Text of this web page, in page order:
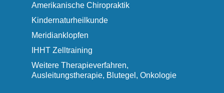
Amerikanische Chiropraktik
Kindernaturheilkunde
Meridianklopfen
IHHT Zelltraining
Weitere Therapieverfahren,
Ausleitungstherapie, Blutegel, Onkologie